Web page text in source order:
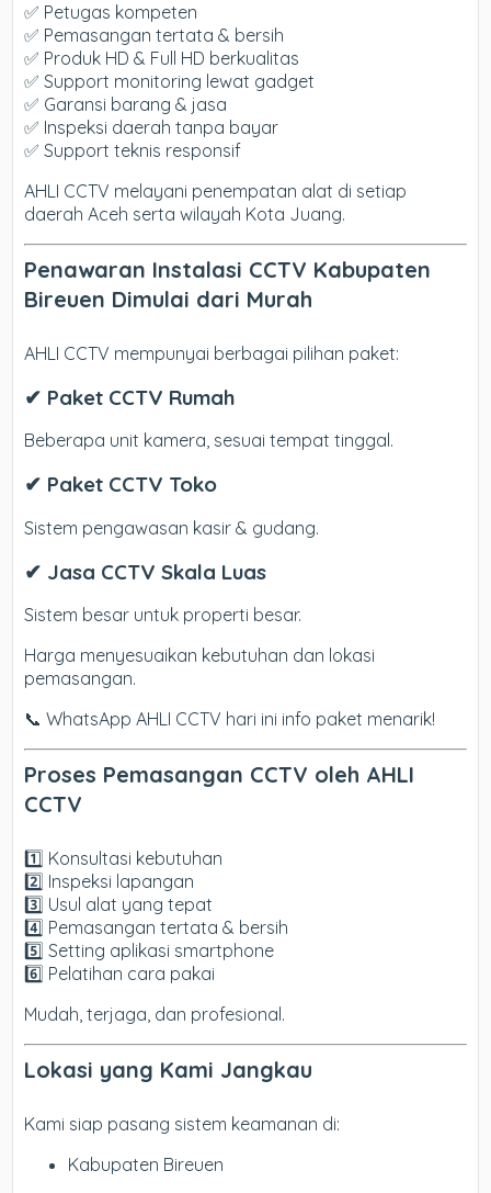
✅ Petugas kompeten
✅ Pemasangan tertata & bersih
✅ Produk HD & Full HD berkualitas
✅ Support monitoring lewat gadget
✅ Garansi barang & jasa
✅ Inspeksi daerah tanpa bayar
✅ Support teknis responsif
AHLI CCTV melayani penempatan alat di setiap
daerah Aceh serta wilayah Kota Juang.
Penawaran Instalasi CCTV Kabupaten
Bireuen Dimulai dari Murah
AHLI CCTV mempunyai berbagai pilihan paket:
✔ Paket CCTV Rumah
Beberapa unit kamera, sesuai tempat tinggal.
✔ Paket CCTV Toko
Sistem pengawasan kasir & gudang.
✔ Jasa CCTV Skala Luas
Sistem besar untuk properti besar.
Harga menyesuaikan kebutuhan dan lokasi
pemasangan.
📞 WhatsApp AHLI CCTV hari ini info paket menarik!
Proses Pemasangan CCTV oleh AHLI
CCTV
1️⃣ Konsultasi kebutuhan
2️⃣ Inspeksi lapangan
3️⃣ Usul alat yang tepat
4️⃣ Pemasangan tertata & bersih
5️⃣ Setting aplikasi smartphone
6️⃣ Pelatihan cara pakai
Mudah, terjaga, dan profesional.
Lokasi yang Kami Jangkau
Kami siap pasang sistem keamanan di:
Kabupaten Bireuen